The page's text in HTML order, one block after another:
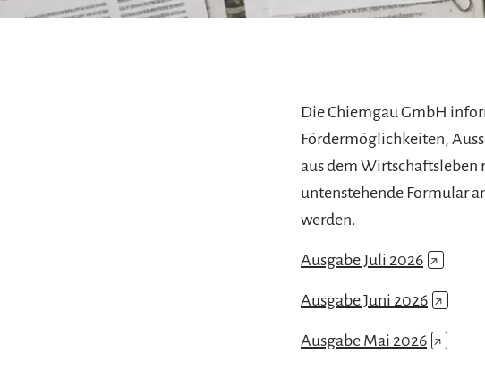
Die Chiemgau GmbH
Fördermöglichkeiten,
aus dem Wirtschaftsleben
untenstehende Formular
werden.
Ausgabe Juli 2026 ↗
Ausgabe Juni 2026 ↗
Ausgabe Mai 2026 ↗